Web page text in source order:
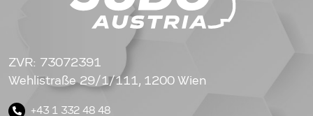
ZVR: 73072391
Wehlistraße 29/1/111, 1200 Wien
+43 1 332 48 48